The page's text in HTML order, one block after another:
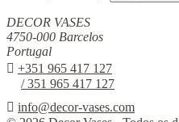
DECOR VASES
4750-000 Barcelos
Portugal
 +351 965 417 127
/ 351 965 417 127
 info@decor-vases.com